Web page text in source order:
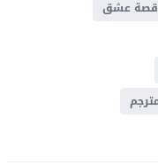
قصة عشق